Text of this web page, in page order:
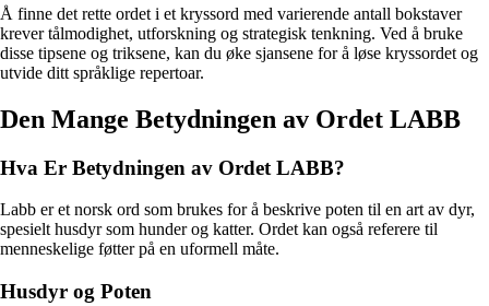
Å finne det rette ordet i et kryssord med varierende antall bokstaver
krever tålmodighet, utforskning og strategisk tenkning. Ved å bruke
disse tipsene og triksene, kan du øke sjansene for å løse kryssordet og
utvide ditt språklige repertoar.
Den Mange Betydningen av Ordet LABB
Hva Er Betydningen av Ordet LABB?
Labb er et norsk ord som brukes for å beskrive poten til en art av dyr,
spesielt husdyr som hunder og katter. Ordet kan også referere til
menneskelige føtter på en uformell måte.
Husdyr og Poten